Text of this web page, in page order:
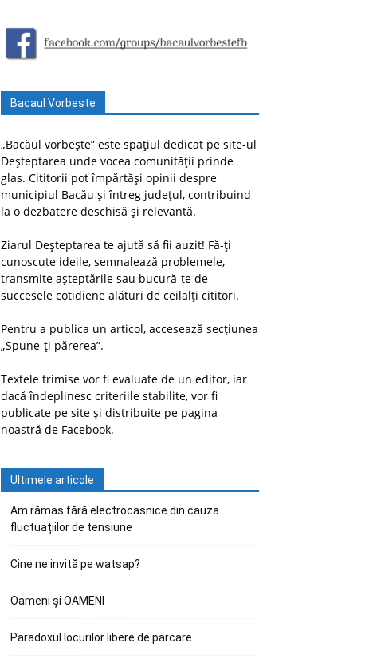
Bacaul Vorbeste
„Bacăul vorbește” este spațiul dedicat pe site-ul
Deșteptarea unde vocea comunității prinde
glas. Cititorii pot împărtăși opinii despre
municipiul Bacău și întreg județul, contribuind
la o dezbatere deschisă și relevantă.
Ziarul Deșteptarea te ajută să fii auzit! Fă-ți
cunoscute ideile, semnalează problemele,
transmite așteptările sau bucură-te de
succesele cotidiene alături de ceilalți cititori.
Pentru a publica un articol, accesează secțiunea
„Spune-ți părerea”.
Textele trimise vor fi evaluate de un editor, iar
dacă îndeplinesc criteriile stabilite, vor fi
publicate pe site și distribuite pe pagina
noastră de Facebook.
Ultimele articole
Am rămas fără electrocasnice din cauza
fluctuațiilor de tensiune
Cine ne invită pe watsap?
Oameni și OAMENI
Paradoxul locurilor libere de parcare